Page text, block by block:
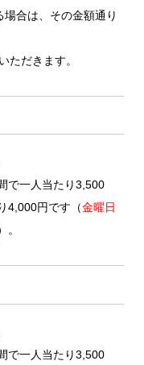
場合は、その金額通り
ただきます。
で一人当たり3,500
4,000円です（金曜日
。
で一人当たり3,500